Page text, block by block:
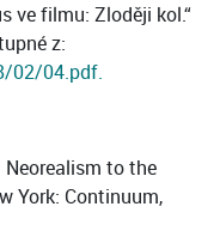
ve filmu: Zloději kol.“
z:
02/04.pdf.
to the
York: Continuum,